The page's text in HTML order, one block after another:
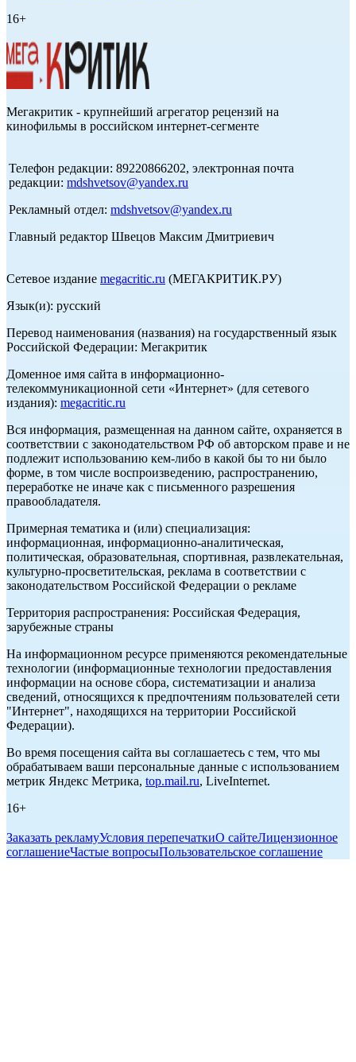
16+
Мегакритик - крупнейший агрегатор рецензий на
кинофильмы в российском интернет-сегменте
Телефон редакции: 89220866202, электронная почта
редакции: mdshvetsov@yandex.ru
Рекламный отдел: mdshvetsov@yandex.ru
Главный редактор Швецов Максим Дмитриевич
Сетевое издание megacritic.ru (МЕГАКРИТИК.РУ)
Язык(и): русский
Перевод наименования (названия) на государственный язык
Российской Федерации: Мегакритик
Доменное имя сайта в информационно-
телекоммуникационной сети «Интернет» (для сетевого
издания): megacritic.ru
Вся информация, размещенная на данном сайте, охраняется в
соответствии с законодательством РФ об авторском праве и не
подлежит использованию кем-либо в какой бы то ни было
форме, в том числе воспроизведению, распространению,
переработке не иначе как с письменного разрешения
правообладателя.
Примерная тематика и (или) специализация:
информационная, информационно-аналитическая,
политическая, образовательная, спортивная, развлекательная,
культурно-просветительская, реклама в соответствии с
законодательством Российской Федерации о рекламе
Территория распространения: Российская Федерация,
зарубежные страны
На информационном ресурсе применяются рекомендательные
технологии (информационные технологии предоставления
информации на основе сбора, систематизации и анализа
сведений, относящихся к предпочтениям пользователей сети
"Интернет", находящихся на территории Российской
Федерации).
Во время посещения сайта вы соглашаетесь с тем, что мы
обрабатываем ваши персональные данные с использованием
метрик Яндекс Метрика, top.mail.ru, LiveInternet.
16+
Заказать рекламуУсловия перепечаткиО сайтеЛицензионное
соглашениеЧастые вопросыПользовательское соглашение